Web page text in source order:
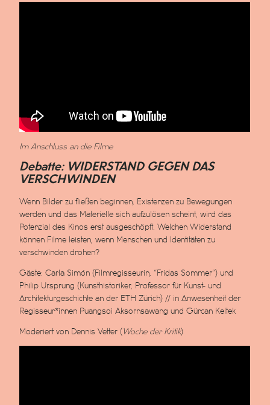
Im Anschluss an die Filme
Debatte: WIDERSTAND GEGEN DAS
VERSCHWINDEN
Wenn Bilder zu fließen beginnen, Existenzen zu Bewegungen
werden und das Materielle sich aufzulösen scheint, wird das
Potenzial des Kinos erst ausgeschöpft. Welchen Widerstand
können Filme leisten, wenn Menschen und Identitäten zu
verschwinden drohen?
Gäste: Carla Simón (Filmregisseurin, “Fridas Sommer”) und
Philip Ursprung (Kunsthistoriker, Professor für Kunst- und
Architekturgeschichte an der ETH Zürich) // in Anwesenheit der
Regisseur*innen Puangsoi Aksornsawang und Gürcan Keltek
Moderiert von Dennis Vetter (Woche der Kritik)